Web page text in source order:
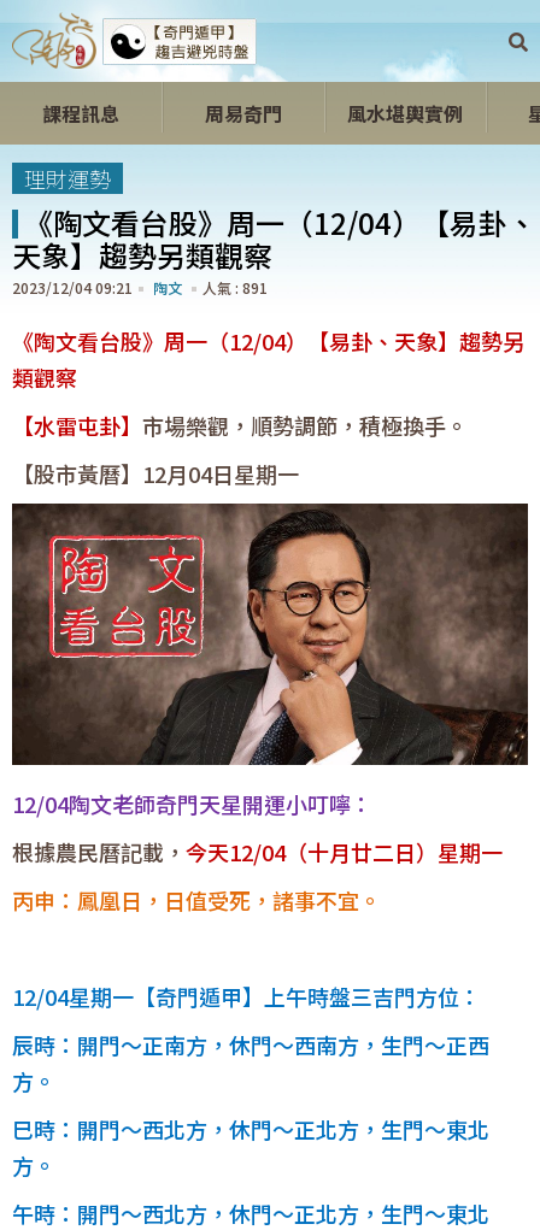
課程訊息 周易奇門 風水堪輿實例
開心開運區
理財運勢
《陶文看台股》周一（12/04）【易卦、
天象】趨勢另類觀察
2023/12/04 09:21 陶文 891
《陶文看台股》周一（12/04）【易卦、天象】趨勢另
類觀察
【水雷屯卦】 市場樂觀，順勢調節，積極換手。
【股市黃曆】12月04日星期一
12/04陶文老師奇門天星開運小叮嚀：
根據農民曆記載， 今天12/04（十月廿二日）星期一
丙申：鳳凰日，日值受死，諸事不宜。
12/04星期一【奇門遁甲】上午時盤三吉門方位：
辰時：開門〜正南方，休門〜西南方，生門〜正西
方。
巳時：開門〜西北方，休門〜正北方，生門〜東北
方。
午時：開門〜西北方，休門〜正北方，生門〜東北